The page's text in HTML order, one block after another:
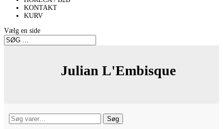
KONTAKT
KURV
Vælg en side
Julian L'Embisque
Søg
efter:
Søg